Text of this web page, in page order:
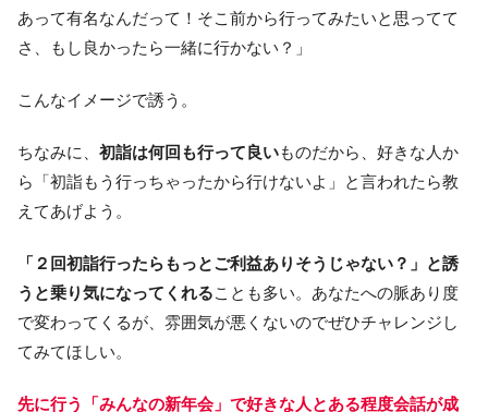
あって有名なんだって！そこ前から行ってみたいと思ってて
さ、もし良かったら一緒に行かない？」
こんなイメージで誘う。
ちなみに、 初詣は何回も行って良いものだから、好きな人か
ら「初詣もう行っちゃったから行けないよ」と言われたら教
えてあげよう。
「２回初詣行ったらもっとご利益ありそうじゃない？」と誘
うと乗り気になってくれることも多い。あなたへの脈あり度
で変わってくるが、雰囲気が悪くないのでぜひチャレンジし
てみてほしい。
先に行う「みんなの新年会」 で好きな人とある程度会話が成